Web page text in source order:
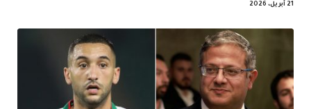
21 أبريل، 2026